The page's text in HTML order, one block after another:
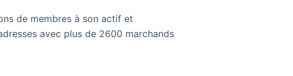
de membres à son actif et
avec plus de 2600 marchands